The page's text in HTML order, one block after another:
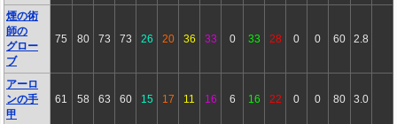
煙の術
師の
グロー
ブ
75 80 73 73 26 20 36 33 0 33 28 0 0 60 2.8
アーロ
ンの手
甲
61 58 63 60 15 17 11 16 6 16 22 0 0 80 3.0